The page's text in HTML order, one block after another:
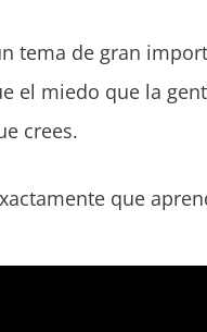
tema de gran
el miedo que la
crees.
que